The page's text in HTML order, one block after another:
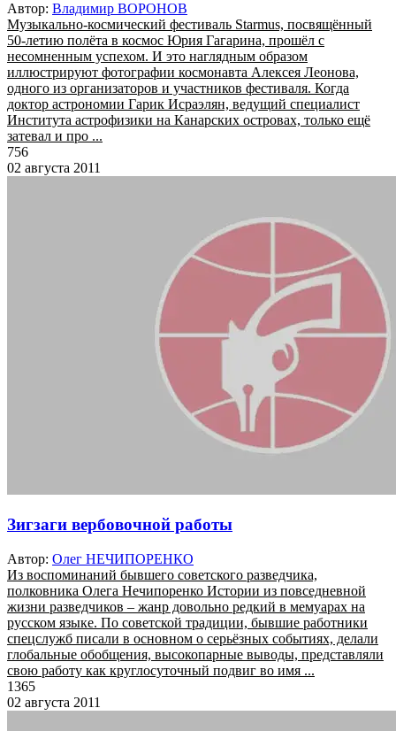
Автор: Владимир ВОРОНОВ
Музыкально-космический фестиваль Starmus, посвящённый
50-летию полёта в космос Юрия Гагарина, прошёл с
несомненным успехом. И это наглядным образом
иллюстрируют фотографии космонавта Алексея Леонова,
одного из организаторов и участников фестиваля. Когда
доктор астрономии Гарик Исраэлян, ведущий специалист
Института астрофизики на Канарских островах, только ещё
затевал и про ...
756
02 августа 2011
Зигзаги вербовочной работы
Автор: Олег НЕЧИПОРЕНКО
Из воспоминаний бывшего советского разведчика,
полковника Олега Нечипоренко Истории из повседневной
жизни разведчиков – жанр довольно редкий в мемуарах на
русском языке. По советской традиции, бывшие работники
спецслужб писали в основном о серьёзных событиях, делали
глобальные обобщения, высокопарные выводы, представляли
свою работу как круглосуточный подвиг во имя ...
1365
02 августа 2011